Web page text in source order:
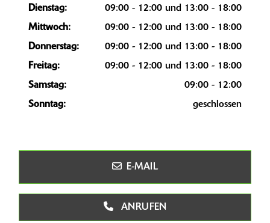
Dienstag:
09:00 - 12:00 und 13:00 - 18:00
Mittwoch:
09:00 - 12:00 und 13:00 - 18:00
Donnerstag:
09:00 - 12:00 und 13:00 - 18:00
Freitag:
09:00 - 12:00 und 13:00 - 18:00
Samstag:
09:00 - 12:00
Sonntag:
geschlossen
E-MAIL
ANRUFEN